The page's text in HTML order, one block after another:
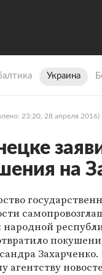
Украина
23:20, 28 апреля 2016)
на
агентству